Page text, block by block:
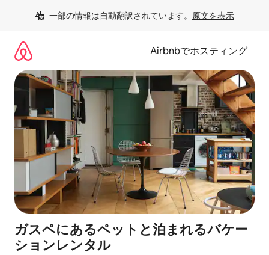
一部の情報は自動翻訳されています。 原文を表示
Airbnbでホスティング
ガスペにあるペットと泊まれるバケー
ションレンタル